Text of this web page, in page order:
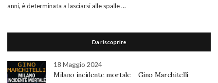
anni, è determinata a lasciarsi alle spalle …
Da riscoprire
18 Maggio 2024
Milano incidente mortale – Gino Marchitelli